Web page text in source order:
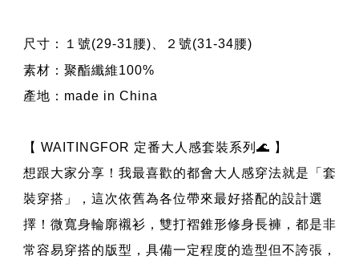
尺寸： １號(29-31腰) 、２號(31-34腰)
素材：聚酯纖維100%
產地：made in China
【 WAITINGFOR 定番大人感套裝系列🌊 】
想跟大家分享！我最喜歡的都會大人感穿法就是「套
裝穿搭」，這次依舊為各位帶來最好搭配的設計選
擇！微寬身輪廓襯衫，雙打褶錐形修身長褲，都是非
常容易穿搭的版型，具備一定程度的造型但不誇張，